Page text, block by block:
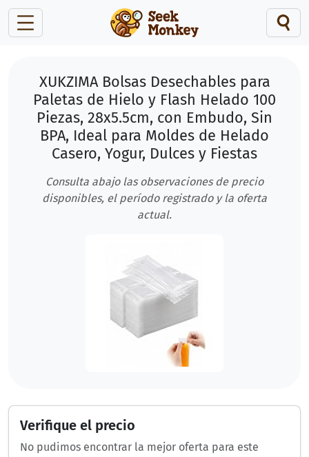
XUKZIMA Bolsas Desechables para
Paletas de Hielo y Flash Helado 100
Piezas, 28x5.5cm, con Embudo, Sin
BPA, Ideal para Moldes de Helado
Casero, Yogur, Dulces y Fiestas
Consulta abajo las observaciones de precio
disponibles, el período registrado y la oferta
actual.
Verifique el precio
No pudimos encontrar la mejor oferta para este